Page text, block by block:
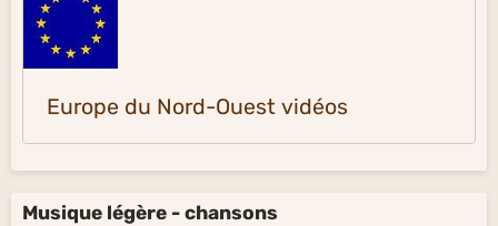
Europe du Nord-Ouest vidéos
Musique légère - chansons